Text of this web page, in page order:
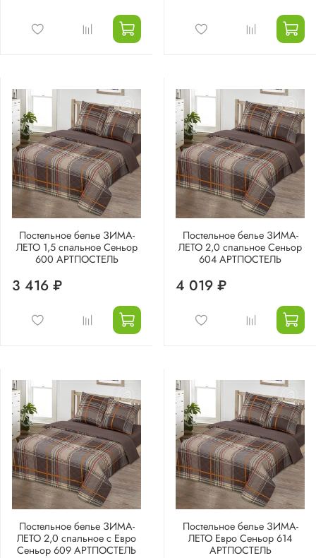
Постельное белье ЗИМА-
ЛЕТО 1,5 спальное Сеньор
600 АРТПОСТЕЛЬ
3 416 ₽
Постельное белье ЗИМА-
ЛЕТО 2,0 спальное Сеньор
604 АРТПОСТЕЛЬ
4 019 ₽
Постельное белье ЗИМА-
ЛЕТО 2,0 спальное с Евро
Сеньор 609 АРТПОСТЕЛЬ
Постельное белье ЗИМА-
ЛЕТО Евро Сеньор 614
АРТПОСТЕЛЬ